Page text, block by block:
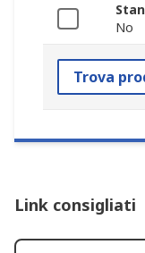
No
Trova
Link consigliati